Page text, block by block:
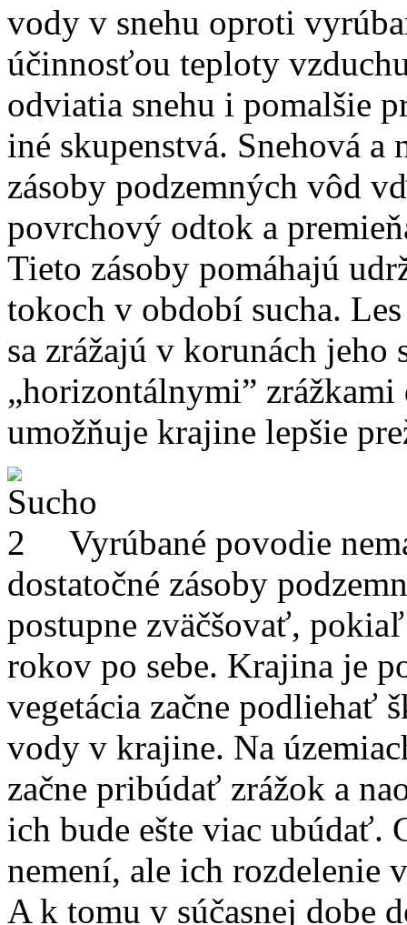
vody v snehu oproti
účinnosťou teploty
odviatia snehu i pomalšie
iné skupenstvá. Snehová
zásoby podzemných vôd
povrchový odtok a
Tieto zásoby pomáhajú
tokoch v období sucha.
sa zrážajú v korunách
„horizontálnymi”
umožňuje krajine lepšie
Vyrúbané povodie
dostatočné zásoby
postupne zväčšovať,
rokov po sebe. Krajina je
vegetácia začne podliehať
vody v krajine. Na
začne pribúdať zrážok a
ich bude ešte viac ubúdať.
nemení, ale ich rozdelenie
A k tomu v súčasnej dobe